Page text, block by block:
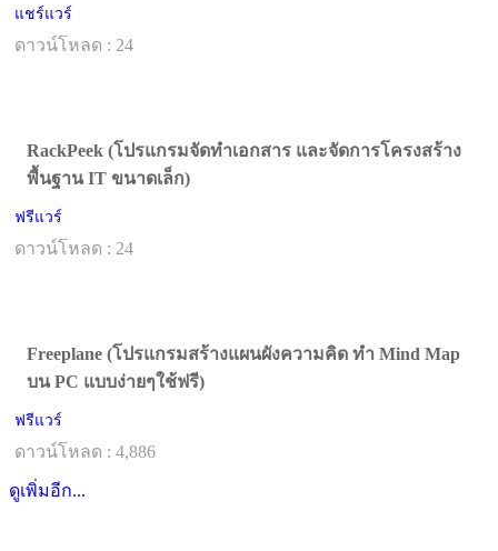
แชร์แวร์
ดาวน์โหลด : 24
RackPeek (โปรแกรมจัดทำเอกสาร และจัดการโครงสร้าง
พื้นฐาน IT ขนาดเล็ก)
ฟรีแวร์
ดาวน์โหลด : 24
Freeplane (โปรแกรมสร้างแผนผังความคิด ทำ Mind Map
บน PC แบบง่ายๆใช้ฟรี)
ฟรีแวร์
ดาวน์โหลด : 4,886
ดูเพิ่มอีก...